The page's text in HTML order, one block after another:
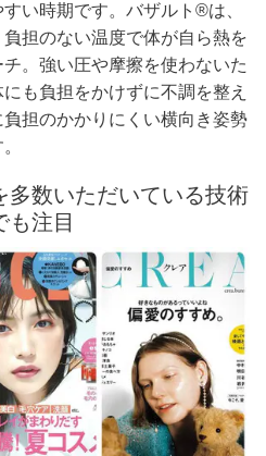
い時期です。バザルト®は、
担のない温度で体が自ら熱を
。強い圧や摩擦を使わないた
も負担をかけずに不調を整え
担のかかりにくい横向き姿勢
多数いただいている技術
注目